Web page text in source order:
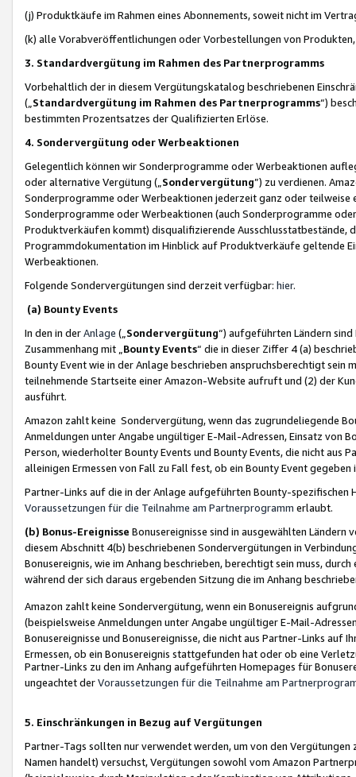
(j) Produktkäufe im Rahmen eines Abonnements, soweit nicht im
(k) alle Vorabveröffentlichungen oder Vorbestellungen von
3. Standardvergütung im Rahmen des Partnerprogramms
Vorbehaltlich der in diesem Vergütungskatalog beschriebenen
(„ Standardvergütung im Rahmen des Partnerprogramms“)
bestimmten Prozentsatzes der Qualifizierten Erlöse.
4. Sondervergütung oder Werbeaktionen
Gelegentlich können wir Sonderprogramme oder Werbeaktionen
oder alternative Vergütung („ Sondervergütung”) zu verdienen.
Sonderprogramme oder Werbeaktionen jederzeit ganz oder
Sonderprogramme oder Werbeaktionen (auch Sonderprogramme
Produktverkäufen kommt) disqualifizierende Ausschlusstatbestände,
Programmdokumentation im Hinblick auf Produktverkäufe geltende
Werbeaktionen.
Folgende Sondervergütungen sind derzeit verfügbar: hier.
(a) Bounty Events
In den in derAnlage („ Sondervergütung“) aufgeführten Ländern
Zusammenhang mit „ Bounty Events“ die in dieser Ziffer 4 (a)
Bounty Event wie in der Anlage beschrieben anspruchsberechtigt sein
teilnehmende Startseite einer Amazon-Website aufruft und (2) der
ausführt.
Amazon zahlt keine Sondervergütung, wenn das zugrundeliegende
Anmeldungen unter Angabe ungültiger E-Mail-Adressen, Einsatz von
Person, wiederholter Bounty Events und Bounty Events, die nicht
alleinigen Ermessen von Fall zu Fall fest, ob ein Bounty Event
Partner-Links auf die in der Anlage aufgeführten Bounty-spezifischen
Voraussetzungen für die Teilnahme am Partnerprogramm erlaubt.
(b) Bonus-Ereignisse Bonusereignisse sind in ausgewählten Ländern
diesem Abschnitt 4(b) beschriebenen Sondervergütungen in
Bonusereignis, wie im Anhang beschrieben, berechtigt sein muss,
während der sich daraus ergebenden Sitzung die im Anhang
Amazon zahlt keine Sondervergütung, wenn ein Bonusereignis
(beispielsweise Anmeldungen unter Angabe ungültiger E-Mail-
Bonusereignisse und Bonusereignisse, die nicht aus Partner-Links auf
Ermessen, ob ein Bonusereignis stattgefunden hat oder ob eine
Partner-Links zu den im Anhang aufgeführten Homepages für
ungeachtet derVoraussetzungen für die Teilnahme am
5. Einschränkungen in Bezug auf Vergütungen
Partner-Tags sollten nur verwendet werden, um von den
Namen handelt) versuchst, Vergütungen sowohl vom Amazon